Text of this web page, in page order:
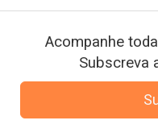
Acompanhe
Subscreva